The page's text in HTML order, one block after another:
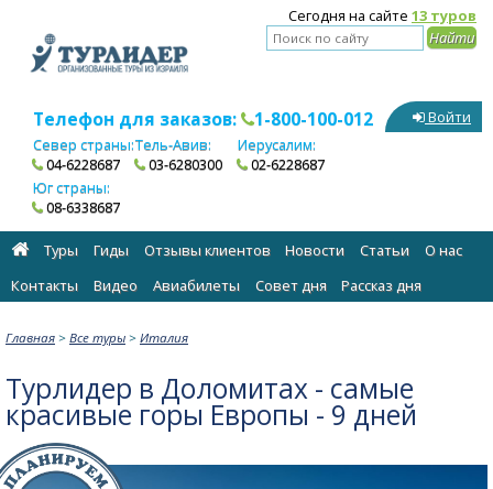
Сегодня на сайте 13 туров
Телефон для заказов: 1-800-100-012
Север страны:
04-6228687
Тель-Авив:
03-6280300
Иерусалим:
02-6228687
Юг страны:
08-6338687
Войти
Туры Гиды Отзывы клиентов Новости Статьи
О нас
Контакты
Видео Авиабилеты Cовет дня Рассказ дня
Главная > Все туры > Италия
Турлидер в Доломитах - самые
красивые горы Европы - 9 дней